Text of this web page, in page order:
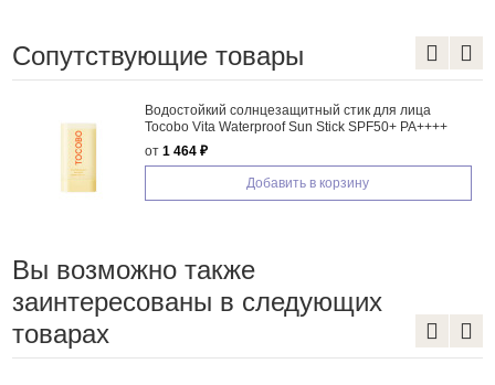
Сопутствующие товары
Водостойкий солнцезащитный стик для лица
Tocobo Vita Waterproof Sun Stick SPF50+ PA++++
от 1 464 ₽
Добавить в корзину
Вы возможно также
заинтересованы в следующих
товарах